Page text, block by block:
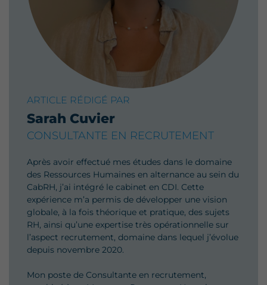
ARTICLE RÉDIGÉ PAR
Sarah Cuvier
CONSULTANTE EN RECRUTEMENT
Après avoir effectué mes études dans le domaine
des Ressources Humaines en alternance au sein du
CabRH, j’ai intégré le cabinet en CDI. Cette
expérience m’a permis de développer une vision
globale, à la fois théorique et pratique, des sujets
RH, ainsi qu’une expertise très opérationnelle sur
l’aspect recrutement, domaine dans lequel j’évolue
depuis novembre 2020.
Mon poste de Consultante en recrutement,